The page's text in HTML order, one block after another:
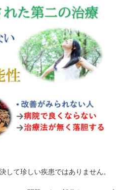
して珍しい疾患ではありません。